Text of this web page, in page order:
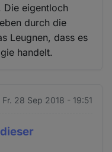
Die eigentloch
durch die
Leugnen, dass es
handelt.
Fr. 28 Sep 2018 - 19:51